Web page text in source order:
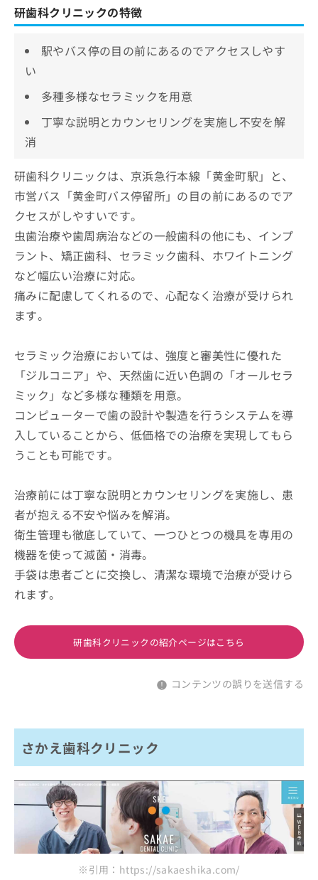
研歯科クリニックの特徴
駅やバス停の目の前にあるのでアクセスしやす
い
多種多様なセラミックを用意
丁寧な説明とカウンセリングを実施し不安を解
消
研歯科クリニックは、京浜急行本線「黄金町駅」と、
市営バス「黄金町バス停留所」の目の前にあるのでア
クセスがしやすいです。
虫歯治療や歯周病治などの一般歯科の他にも、インプ
ラント、矯正歯科、セラミック歯科、ホワイトニング
など幅広い治療に対応。
痛みに配慮してくれるので、心配なく治療が受けられ
ます。
セラミック治療においては、強度と審美性に優れた
「ジルコニア」や、天然歯に近い色調の「オールセラ
ミック」など多様な種類を用意。
コンピューターで歯の設計や製造を行うシステムを導
入していることから、低価格での治療を実現してもら
うことも可能です。
治療前には丁寧な説明とカウンセリングを実施し、患
者が抱える不安や悩みを解消。
衛生管理も徹底していて、一つひとつの機具を専用の
機器を使って滅菌・消毒。
手袋は患者ごとに交換し、清潔な環境で治療が受けら
れます。
研歯科クリニックの紹介ページはこちら
コンテンツの誤りを送信する
さかえ歯科クリニック
※引用：https://sakaeshika.com/